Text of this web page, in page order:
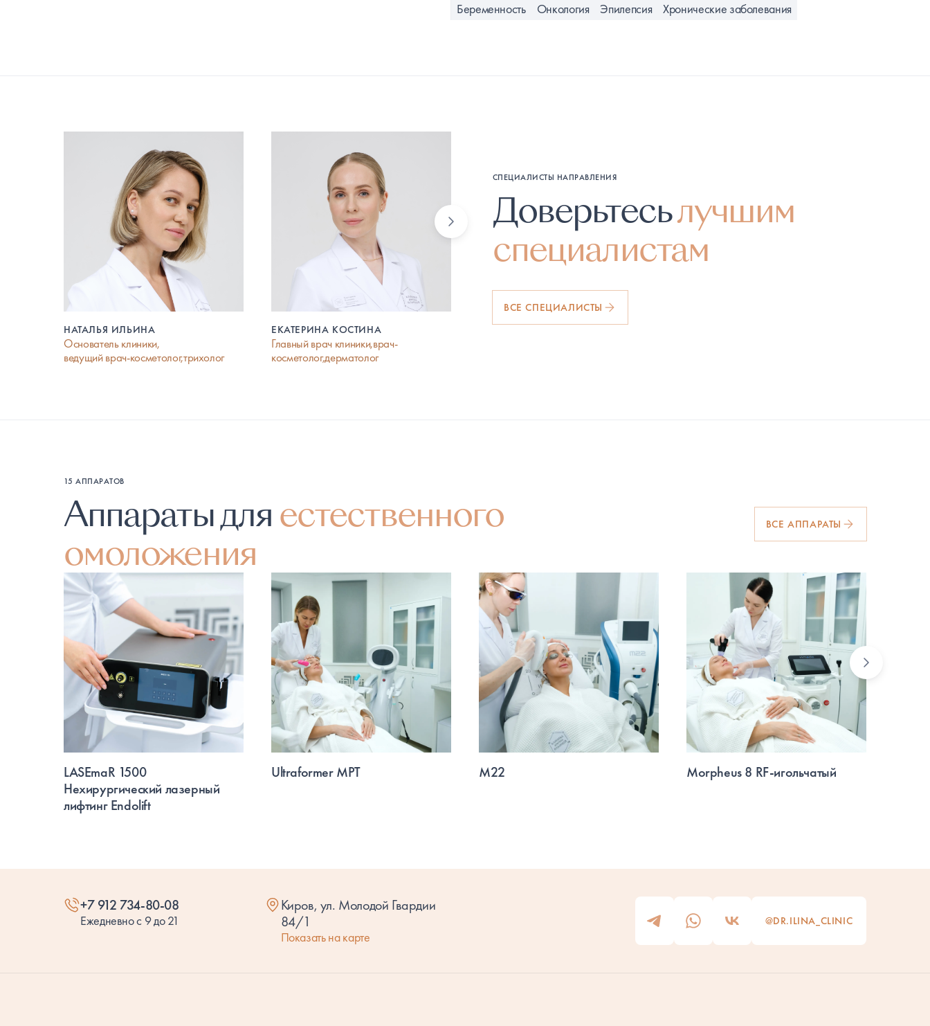
Беременность Онкология Эпилепсия Хронические заболевания
НАТАЛЬЯ ИЛЬИНА
Основатель клиники,
ведущий врач-косметолог,трихолог
ЕКАТЕРИНА КОСТИНА
Главный врач клиники,врач-
косметолог,дерматолог
СПЕЦИАЛИСТЫ НАПРАВЛЕНИЯ
Доверьтесьлучшим
специалистам
ВСЕ СПЕЦИАЛИСТЫ
15 АППАРАТОВ
Аппараты дляестественного
омоложения
LASEmaR 1500
Нехирургический лазерный
лифтинг Endolift
Ultraformer MPT М22 Morpheus 8 RF-игольчатый
ВСЕ АППАРАТЫ
+7 912 734-80-08
Ежедневно с 9 до 21
Киров, ул. Молодой Гвардии
84/1
Показать на карте
@DR.ILINA_CLINIC